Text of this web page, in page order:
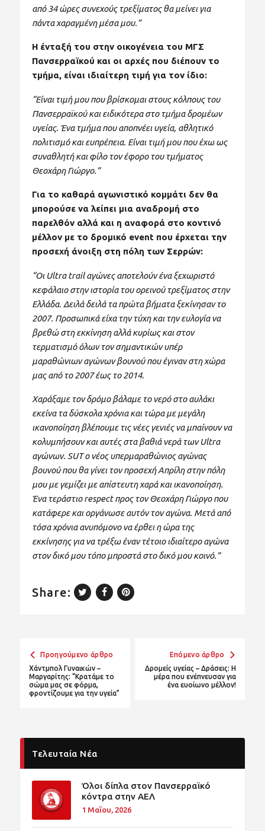
από 34 ώρες συνεχούς τρεξίματος θα μείνει για
πάντα χαραγμένη μέσα μου.”
Η ένταξή του στην οικογένεια του ΜΓΣ
Πανσερραϊκού και οι αρχές που διέπουν το
τμήμα, είναι ιδιαίτερη τιμή για τον ίδιο:
“Είναι τιμή μου που βρίσκομαι στους κόλπους του
Πανσερραϊκού και ειδικότερα στο τμήμα δρομέων
υγείας. Ένα τμήμα που αποπνέει υγεία, αθλητικό
πολιτισμό και ευπρέπεια. Είναι τιμή μου που έχω ως
συναθλητή και φίλο τον έφορο του τμήματος
Θεοχάρη Γιώργο.”
Για το καθαρά αγωνιστικό κομμάτι δεν θα
μπορούσε να λείπει μια αναδρομή στο
παρελθόν αλλά και η αναφορά στο κοντινό
μέλλον με το δρομικό event που έρχεται την
προσεχή άνοιξη στη πόλη των Σερρών:
“Οι Ultra trail αγώνες αποτελούν ένα ξεχωριστό
κεφάλαιο στην ιστορία του ορεινού τρεξίματος στην
Ελλάδα. Δειλά δειλά τα πρώτα βήματα ξεκίνησαν το
2007. Προσωπικά είχα την τύχη και την ευλογία να
βρεθώ στη εκκίνηση αλλά κυρίως και στον
τερματισμό όλων τον σημαντικών υπέρ
μαραθώνιων αγώνων βουνού που έγιναν στη χώρα
μας από το 2007 έως το 2014.
Χαράξαμε τον δρόμο βάλαμε το νερό στο αυλάκι
εκείνα τα δύσκολα χρόνια και τώρα με μεγάλη
ικανοποίηση βλέπουμε τις νέες γενιές να μπαίνουν να
κολυμπήσουν και αυτές στα βαθιά νερά των Ultra
αγώνων. SUT ο νέος υπερμαραθώνιος αγώνας
βουνού που θα γίνει τον προσεχή Απρίλη στην πόλη
μου με γεμίζει με απίστευτη χαρά και ικανοποίηση.
Ένα τεράστιο respect προς τον Θεοχάρη Γιώργο που
κατάφερε και οργάνωσε αυτόν τον αγώνα. Μετά από
τόσα χρόνια ανυπόμονο να έρθει η ώρα της
εκκίνησης για να τρέξω έναν τέτοιο ιδιαίτερο αγώνα
στον δικό μου τόπο μπροστά στο δικό μου κοινό.”
Share:
Προηγούμενο άρθρο
Χάντμπολ Γυναικών –
Μαργαρίτης: “Κρατάμε το
σώμα μας σε φόρμα,
φροντίζουμε για την υγεία”
Επόμενο άρθρο
Δρομείς υγείας – Δράσεις: Η
μέρα που ενέπνευσαν για
ένα ευοίωνο μέλλον!
Τελευταία Νέα
Όλοι δίπλα στον Πανσερραϊκό
κόντρα στην ΑΕΛ
1 Μαΐου, 2026